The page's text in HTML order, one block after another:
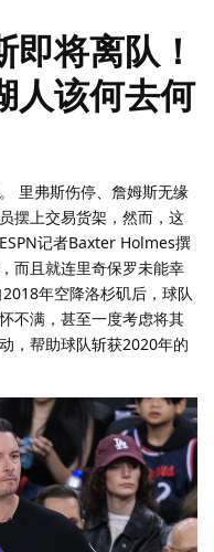
将离队！
人该何去何
里弗斯伤停、詹姆斯无缘
摆上交易货架，然而，这
记者Baxter Holmes撰
而且就连里奇保罗未能幸
年空降洛杉矶后，球队
不满，甚至一度考虑将其
，帮助球队斩获2020年的